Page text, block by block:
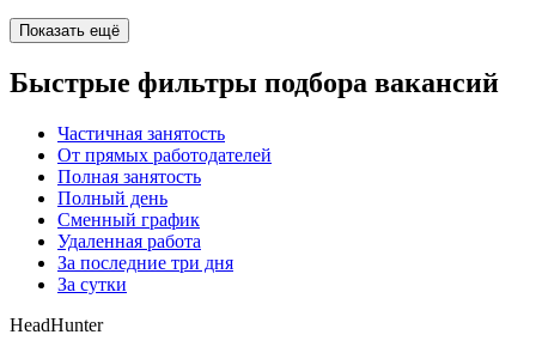
Показать ещё
Быстрые фильтры подбора вакансий
Частичная занятость
От прямых работодателей
Полная занятость
Полный день
Сменный график
Удаленная работа
За последние три дня
За сутки
HeadHunter